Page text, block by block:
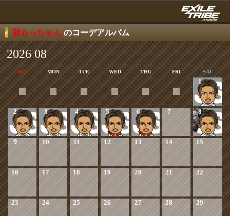
秋もっちゃん のコーデアルバム
2026 08
SUN MON TUE WED THU FRI SAT
1
2 3 4 5 6 7 8
9 10 11 12 13 14 15
16 17 18 19 20 21 22
23 24 25 26 27 28 29